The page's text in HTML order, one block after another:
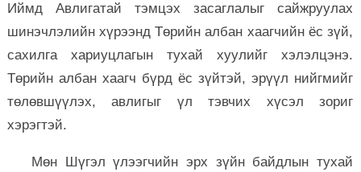
Иймд Авлигатай тэмцэх засаглалыг сайжруулах
шинэчлэлийн хүрээнд Төрийн албан хаагчийн ёс зүй,
сахилга хариуцлагын тухай хуулийг хэлэлцэнэ.
Төрийн албан хаагч бүрд ёс зүйтэй, эрүүл нийгмийг
төлөвшүүлэх, авлигыг үл тэвчих хүсэл зориг
хэрэгтэй.
Мөн Шүгэл үлээгчийн эрх зүйн байдлын тухай